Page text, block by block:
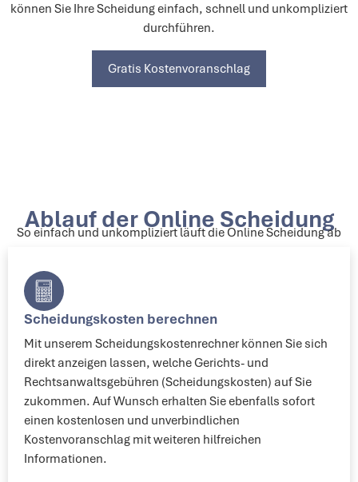
können Sie Ihre Scheidung einfach, schnell und unkompliziert
durchführen.
Gratis Kostenvoranschlag
Ablauf der Online Scheidung
So einfach und unkompliziert läuft die Online Scheidung ab
Scheidungskosten berechnen
Mit unserem Scheidungskostenrechner können Sie sich
direkt anzeigen lassen, welche Gerichts- und
Rechtsanwaltsgebühren (Scheidungskosten) auf Sie
zukommen. Auf Wunsch erhalten Sie ebenfalls sofort
einen kostenlosen und unverbindlichen
Kostenvoranschlag mit weiteren hilfreichen
Informationen.